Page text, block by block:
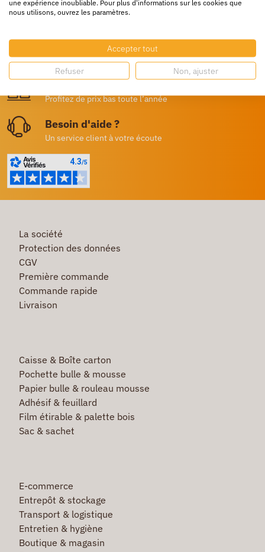
Livraison rapide
Livraison gratuite
Dès 250€ HT d’achat
Profitez de prix bas toute l’année
Besoin d'aide ?
Un service client à votre écoute
La société
Protection des données
CGV
Première commande
Commande rapide
Livraison
Caisse & Boîte carton
Pochette bulle & mousse
Papier bulle & rouleau mousse
Adhésif & feuillard
Film étirable & palette bois
Sac & sachet
E-commerce
Entrepôt & stockage
Transport & logistique
Entretien & hygiène
Boutique & magasin
une expérience inoubliable. Pour plus d'informations sur les cookies que
nous utilisons, ouvrez les paramètres.
Accepter tout
Refuser Non, ajuster